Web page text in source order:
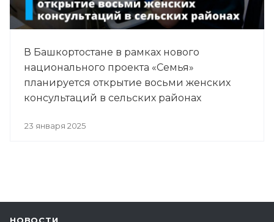
В Башкортостане в рамках нового
национального проекта «Семья»
планируется открытие восьми женских
консультаций в сельских районах
23 января 2025